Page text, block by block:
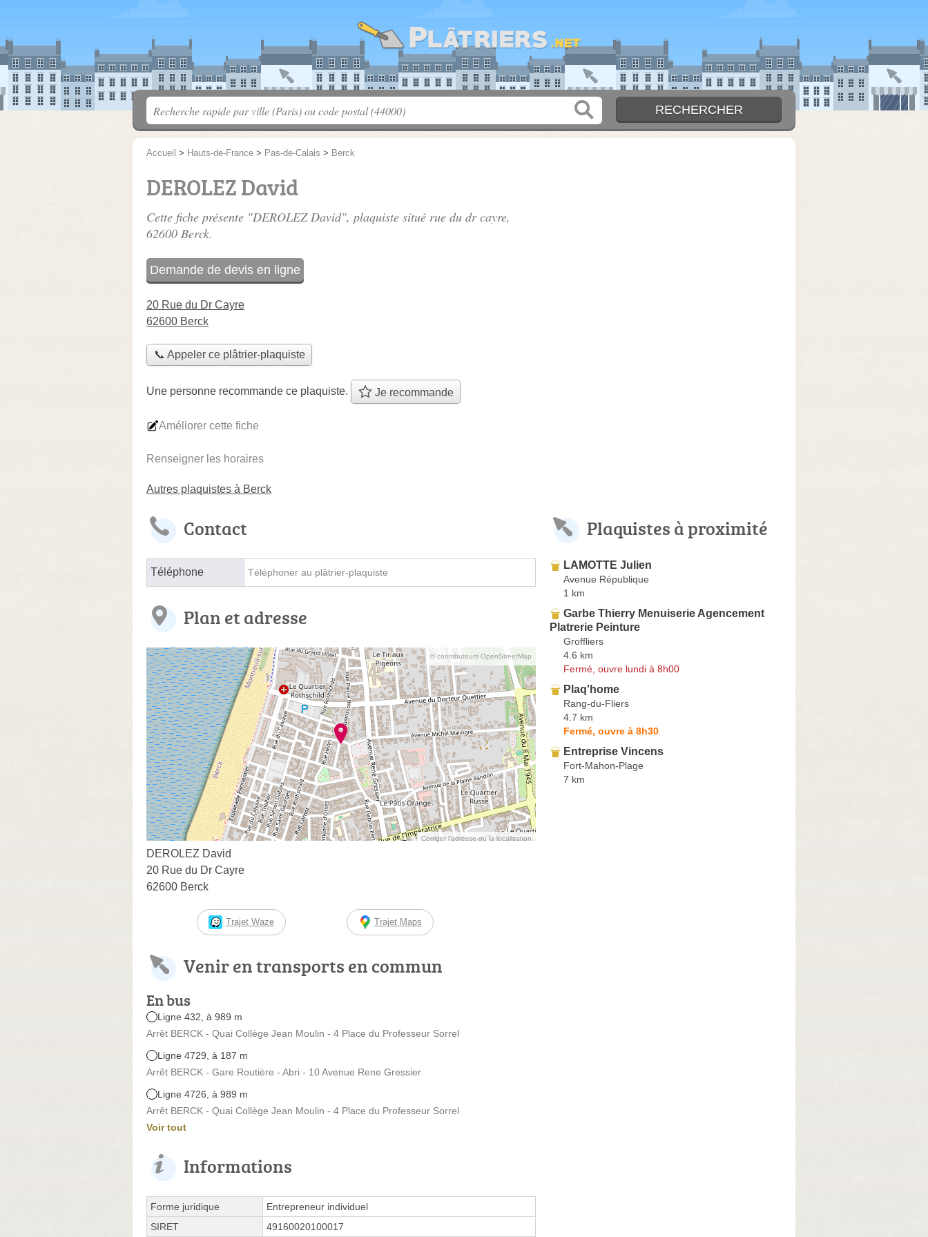
Accueil > Hauts-de-France > Pas-de-Calais > Berck
DEROLEZ David
Cette fiche présente "DEROLEZ David", plaquiste situé rue du dr cayre,
62600 Berck.
Demande de devis en ligne
20 Rue du Dr Cayre
62600 Berck
📞 Appeler ce plâtrier-plaquiste
Une personne recommande ce plaquiste. Je recommande
Améliorer cette fiche
Renseigner les horaires
Autres plaquistes à Berck
Contact
Téléphone Téléphoner au plâtrier-plaquiste
Plan et adresse
© contributeurs OpenStreetMap
Corriger l’adresse ou la localisation
DEROLEZ David
20 Rue du Dr Cayre
62600 Berck
Trajet Waze Trajet Maps
Venir en transports en commun
En bus
Ligne 432, à 989 m
Arrêt BERCK - Quai Collège Jean Moulin - 4 Place du Professeur Sorrel
Ligne 4729, à 187 m
Arrêt BERCK - Gare Routière - Abri - 10 Avenue Rene Gressier
Ligne 4726, à 989 m
Arrêt BERCK - Quai Collège Jean Moulin - 4 Place du Professeur Sorrel
Voir tout
Informations
Forme juridique
Entrepreneur individuel
SIRET
49160020100017
Plaquistes à proximité
LAMOTTE Julien
Avenue République
1 km
Garbe Thierry Menuiserie Agencement
Platrerie Peinture
Groffliers
4.6 km
Fermé, ouvre lundi à 8h00
Plaq'home
Rang-du-Fliers
4.7 km
Fermé, ouvre à 8h30
Entreprise Vincens
Fort-Mahon-Plage
7 km